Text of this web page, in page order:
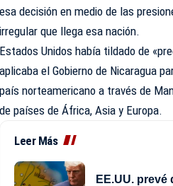
esa decisión en medio de las
irregular que llega esa nación.
Estados Unidos había tildado de
aplicaba el Gobierno de Nicaragua
país norteamericano a través de
de países de África, Asia y Europa.
Leer Más
EE.UU.